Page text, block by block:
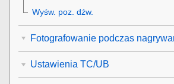
Wyśw. poz. dźw.
Fotografowanie podczas
Ustawienia TC/UB